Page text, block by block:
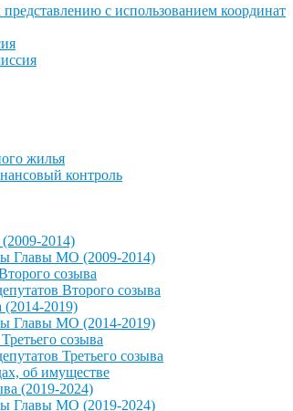
с использованием координат
жилья
контроль
2014)
Главы МО (2009-2014)
созыва
Второго созыва
(2014-2019)
Главы МО (2014-2019)
созыва
Третьего созыва
об имуществе
(2019-2024)
Главы МО (2019-2024)